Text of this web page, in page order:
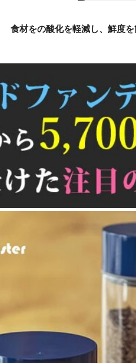
食材をの酸化を軽減し、鮮度